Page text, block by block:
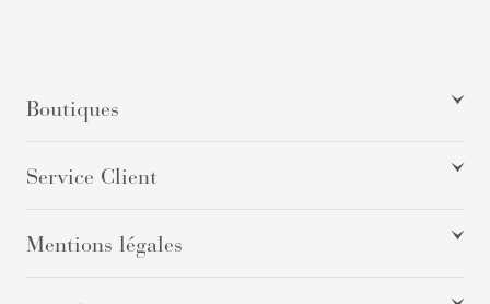
Boutiques
Service Client
Mentions légales